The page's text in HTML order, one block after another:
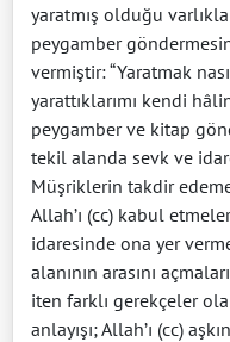
yaratmış olduğu
peygamber
vermiştir: “Yaratmak
yarattıklarımı kendi
peygamber ve kitap
tekil alanda sevk ve
Müşriklerin takdir
Allah’ı (cc) kabul
idaresinde ona yer
alanının arasını
iten farklı gerekçeler
anlayışı; Allah’ı (cc)